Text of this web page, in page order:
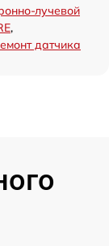
лучевой
,
датчика